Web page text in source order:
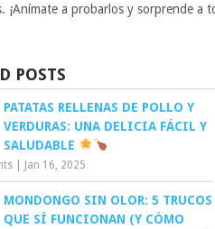
¡Anímate a probarlos y sorprende a
POSTS
PATATAS RELLENAS DE POLLO Y
VERDURAS: UNA DELICIA FÁCIL Y
SALUDABLE
Jan 16, 2025
MONDONGO SIN OLOR: 5 TRUCOS
QUE SÍ FUNCIONAN (Y CÓMO